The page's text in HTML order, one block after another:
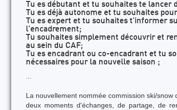
Tu es débutant et tu souhaites te lancer
Tu es déjà autonome et tu souhaites
Tu es expert et tu souhaites t'informer
l'encadrement;
Tu souhaites simplement découvrir et
au sein du CAF;
Tu es encadrant ou co-encadrant et tu
nécessaires pour la nouvelle saison ;
La nouvellement nommée commission ski/
deux moments d'échanges, de partage, de